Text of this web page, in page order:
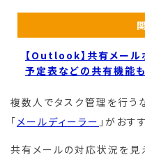
【Outlook】共有メール
予定表などの共有機能
複数人でタスク管理を行う
「メールディーラー 」がおす
共有メールの対応状況を見